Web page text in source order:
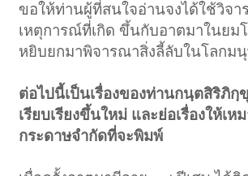
ขอให้ท่านผู้ที่สนใจอ่านจงได้ใช้วิจ
เหตุการณ์ที่เกิด ขึ้นกับอาตมาในยม
หยิบยกมาพิจารณาสิ่งลี้ลับในโลกม
ต่อไปนี้เป็นเรื่องของท่านกนฺตสิริภิกฺ
เรียบเรียงขึ้นใหม่ และย่อเรื่องให้เห
กระดาษจำกัดที่จะพิมพ์